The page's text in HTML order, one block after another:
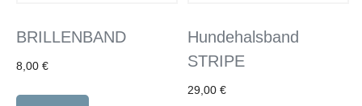
BRILLENBAND
8,00 €
Hundehalsband
STRIPE
29,00€